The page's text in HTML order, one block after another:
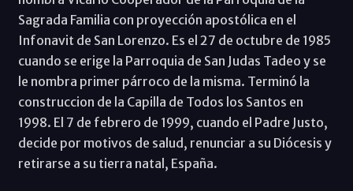
Sagrada Familia con proyección apostólica en el
Infonavit de San Lorenzo. Es el 27 de octubre de 1985
cuando se erige la Parroquia de San Judas Tadeo y se
le nombra primer párroco de la misma. Terminó la
construccion de la Capilla de Todos los Santos en
1998. El 7 de febrero de 1999, cuando el Padre Justo,
decide por motivos de salud, renunciar a su Diócesis y
retirarse a su tierra natal, España.